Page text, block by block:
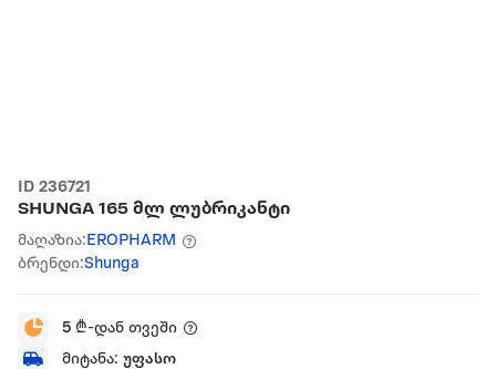
ID 236721
SHUNGA 165 მლ ლუბრიკანტი
მაღაზია:EROPHARM
ბრენდი:Shunga
5 ₾-დან თვეში
მიტანა: უფასო